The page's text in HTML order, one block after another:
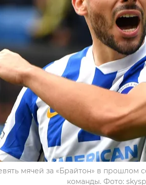
мячей за «Брайтон» в прошлом
команды. Фото: